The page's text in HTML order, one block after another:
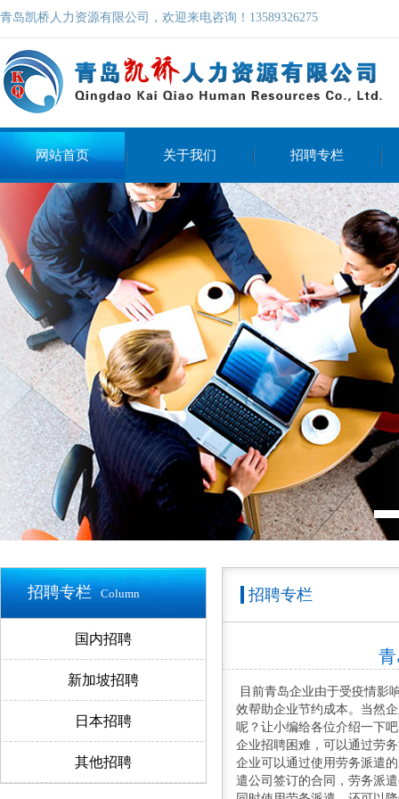
青岛凯桥人力资源有限公司，欢迎来电咨询！13589326275
网站首页 关于我们 招聘专栏
招聘专栏 Column
国内招聘
新加坡招聘
日本招聘
其他招聘
招聘专栏
目前青岛企业由于受疫情影
效帮助企业节约成本。当然
呢？让小编给各位介绍一下
企业招聘困难，可以通过劳
企业可以通过使用劳务派遣
遣公司签订的合同，劳务派